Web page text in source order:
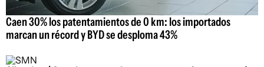
Caen 30% los patentamientos de 0 km: los importados
marcan un récord y BYD se desploma 43%